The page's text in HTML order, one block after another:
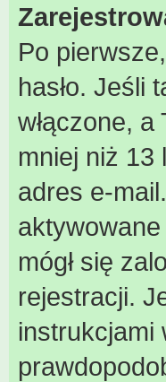
Po
hasło. Jeśli
włączone,
mniej niż 13
adres e-
mógł się
rejestracji.
instrukcjami